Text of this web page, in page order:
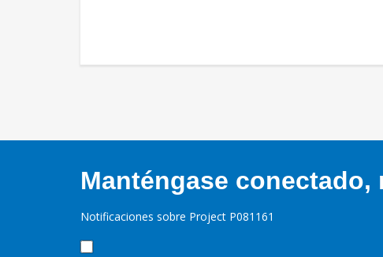
Manténgase
Notificaciones sobre Project P081161